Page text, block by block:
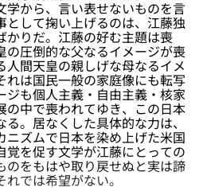
学から、言い表せないものを言
として掬い上げるのは、江藤独
かりだ。江藤の好む主題は喪
の圧倒的な父なるイメージが喪
間天皇の親しげな母なるイメ
れは国民一般の家庭像にも転写
ジも個人主義・自由主義・核家
の中で喪われてゆき、この日本
。居なくした具体的な力は、
ニズムで日本を染め上げた米国
覚を促す文学が江藤にとっての
のをもはや取り戻せぬと実は諦
では希望がない。